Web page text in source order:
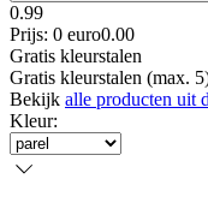
0.99
Prijs: 0 euro0.00
Gratis kleurstalen
Gratis kleurstalen (max.
Bekijk alle producten uit
Kleur: